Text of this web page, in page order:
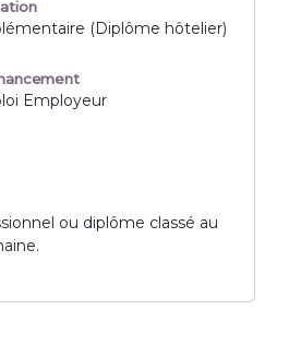
(Diplôme hôtelier)
Employeur
ou diplôme classé au